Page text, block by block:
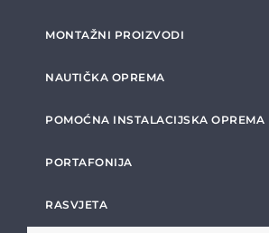
MONTAŽNI PROIZVODI
NAUTIČKA OPREMA
POMOĆNA INSTALACIJSKA OPREMA
PORTAFONIJA
RASVJETA